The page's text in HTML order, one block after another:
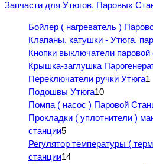
Запчасти для Утюгов, Паровых
Бойлер ( нагреватель )
Клапаны, катушки - Утюга,
Кнопки выключатели паровой
Крышка-заглушка
Переключатели ручки Утюга1
Подошвы Утюга10
Помпа ( насос ) Паровой
Прокладки ( уплотнители )
станции5
Регулятор температуры (
станции14